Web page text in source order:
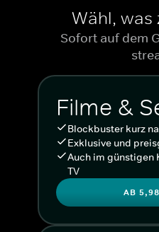
Wähl, was
Sofort auf dem
Filme &
Blockbuster kurz
Exklusive und
Auch im günstigen
TV
AB